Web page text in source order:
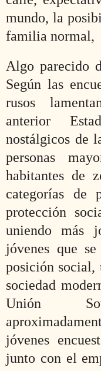
mundo, la
familia normal,
Algo parecido
Según las
rusos
anterior
nostálgicos de
personas
habitantes de
categorías de
protección
uniendo más
jóvenes que
posición social,
sociedad
Unión
jóvenes
junto con el